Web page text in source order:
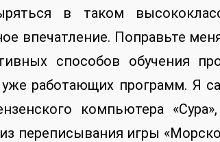
в таком
впечатление. Поправьте
способов обучения
работающих программ. Я
компьютера
переписывания игры